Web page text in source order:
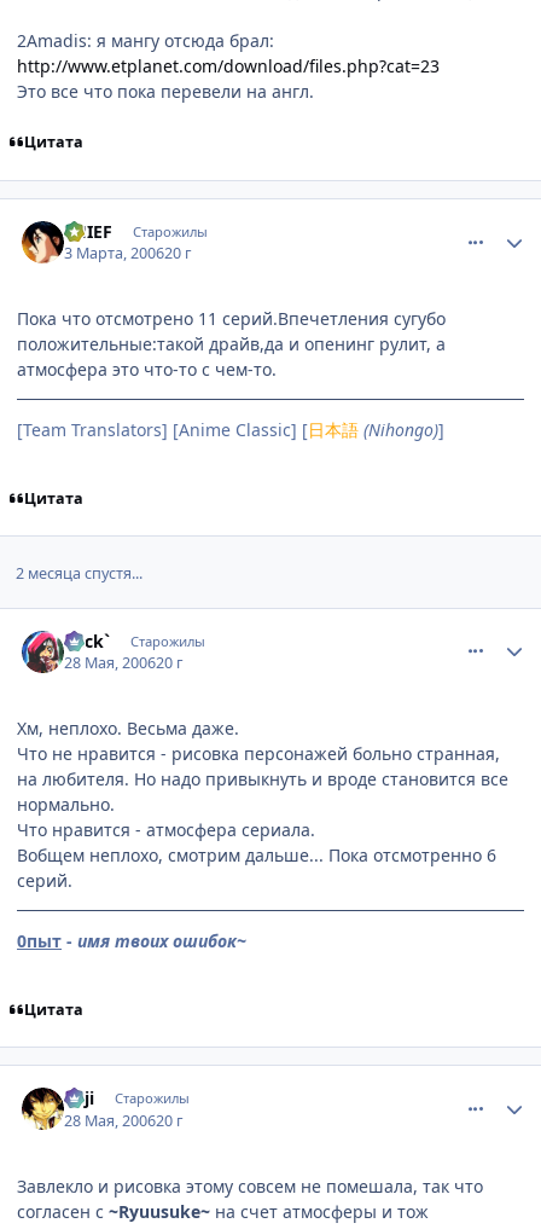
2Amadis: я мангу отсюда брал:
http://www.etplanet.com/download/files.php?cat=23
Это все что пока перевели на англ.
Цитата
THIEF Старожилы
3 Марта, 200620 г
Пока что отсмотрено 11 серий.Впечетления сугубо
положительные:такой драйв,да и опенинг рулит, а
атмосфера это что-то с чем-то.
[Team Translators] [Anime Classic] [日本語 (Nihongo)]
Цитата
2 месяца спустя...
Beck` Старожилы
28 Мая, 200620 г
Хм, неплохо. Весьма даже.
Что не нравится - рисовка персонажей больно странная,
на любителя. Но надо привыкнуть и вроде становится все
нормально.
Что нравится - атмосфера сериала.
Вобщем неплохо, смотрим дальше... Пока отсмотренно 6
серий.
0пыт - имя твоих ошибок~
Цитата
euji Старожилы
28 Мая, 200620 г
Завлекло и рисовка этому совсем не помешала, так что
согласен с ~Ryuusuke~ на счет атмосферы и тож